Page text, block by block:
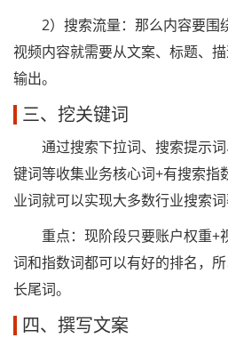
2）搜索流量：那么内容要围
视频内容就需要从文案、标题、
输出。
三、挖关键词
通过搜索下拉词、搜索提示词
键词等收集业务核心词+有搜索指
业词就可以实现大多数行业搜索词
重点：现阶段只要账户权重+
词和指数词都可以有好的排名，
长尾词。
四、撰写文案